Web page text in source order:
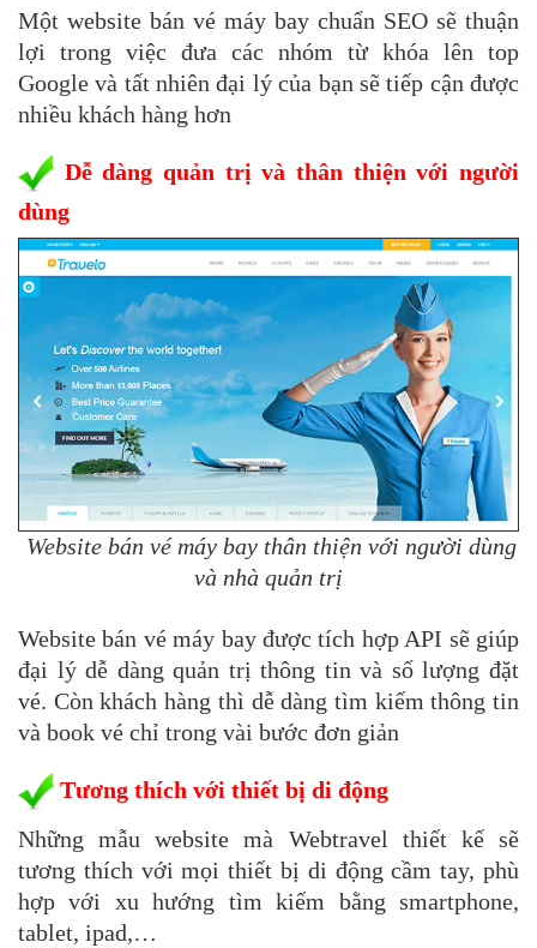
Một website bán vé máy bay chuẩn SEO sẽ thuận
lợi trong việc đưa các nhóm từ khóa lên top
Google và tất nhiên đại lý của bạn sẽ tiếp cận được
nhiều khách hàng hơn
Dễ dàng quản trị và thân thiện với người
dùng
Website bán vé máy bay thân thiện với người dùng
và nhà quản trị
Website bán vé máy bay được tích hợp API sẽ giúp
đại lý dễ dàng quản trị thông tin và số lượng đặt
vé. Còn khách hàng thì dễ dàng tìm kiếm thông tin
và book vé chỉ trong vài bước đơn giản
Tương thích với thiết bị di động
Những mẫu website mà Webtravel thiết kế sẽ
tương thích với mọi thiết bị di động cầm tay, phù
hợp với xu hướng tìm kiếm bằng smartphone,
tablet, ipad,…